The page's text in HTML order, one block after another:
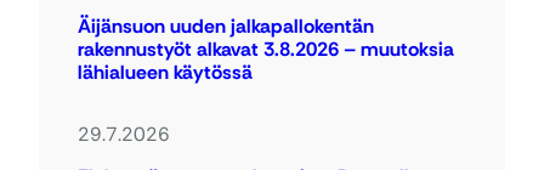
Äijänsuon uuden jalkapallokentän
rakennustyöt alkavat 3.8.2026 – muutoksia
lähialueen käytössä
29.7.2026